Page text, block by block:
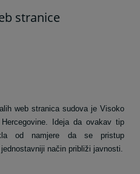
stranice
web stranica sudova je Visoko
Ideja da ovakav tip
od namjere da se pristup
način približi javnosti.